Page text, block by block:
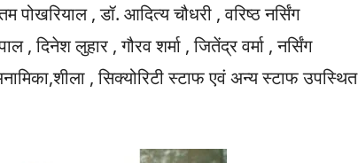
पोखरियाल , डॉ. आदित्य चौधरी , वरिष्ठ नर्सिंग
दिनेश लुहार , गौरव शर्मा , जितेंद्र वर्मा , नर्सिंग
, सिक्योरिटी स्टाफ एवं अन्य स्टाफ उपस्थित